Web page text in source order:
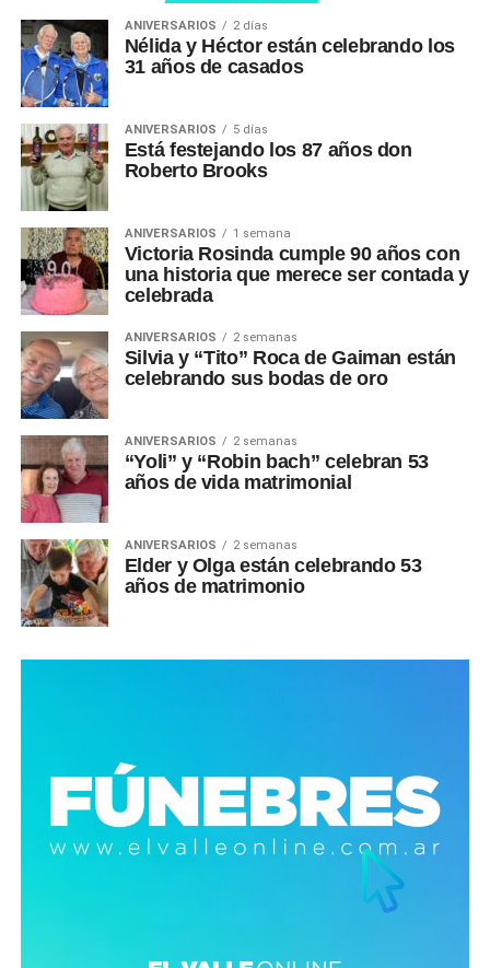
ANIVERSARIOS 2 días
Nélida y Héctor están celebrando los
31 años de casados
ANIVERSARIOS 5 días
Está festejando los 87 años don
Roberto Brooks
ANIVERSARIOS 1 semana
Victoria Rosinda cumple 90 años con
una historia que merece ser contada y
celebrada
ANIVERSARIOS 2 semanas
Silvia y “Tito” Roca de Gaiman están
celebrando sus bodas de oro
ANIVERSARIOS 2 semanas
“Yoli” y “Robin bach” celebran 53
años de vida matrimonial
ANIVERSARIOS 2 semanas
Elder y Olga están celebrando 53
años de matrimonio